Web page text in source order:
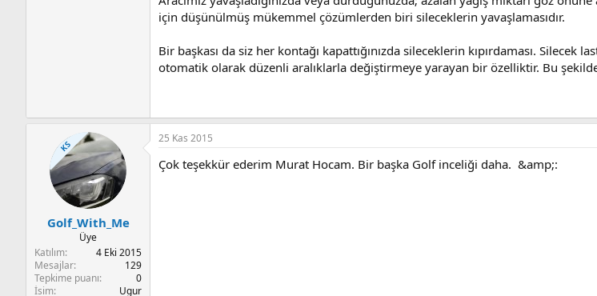
için düşünülmüş mükemmel çözümlerden biri sileceklerin yavaşlamasıdır.
Bir başkası da siz her kontağı kapattığınızda sileceklerin kıpırdaması.
otomatik olarak düzenli aralıklarla değiştirmeye yarayan bir özelliktir. Bu
KS
Golf_With_Me
Üye
Katılım
4 Eki 2015
Mesajlar
129
Tepkime puanı
0
İsim
Ugur
25 Kas 2015
Çok teşekkür ederim Murat Hocam. Bir başka Golf inceliği daha. &amp;: